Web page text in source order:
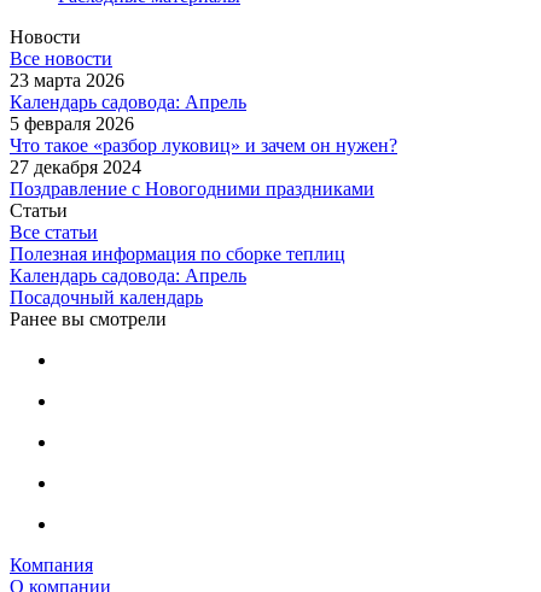
Новости
Все новости
23 марта 2026
Календарь садовода: Апрель
5 февраля 2026
Что такое «разбор луковиц» и зачем он нужен?
27 декабря 2024
Поздравление с Новогодними праздниками
Статьи
Все статьи
Полезная информация по сборке теплиц
Календарь садовода: Апрель
Посадочный календарь
Ранее вы смотрели
Компания
О компании